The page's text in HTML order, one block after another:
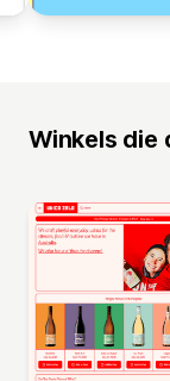
Winkels die